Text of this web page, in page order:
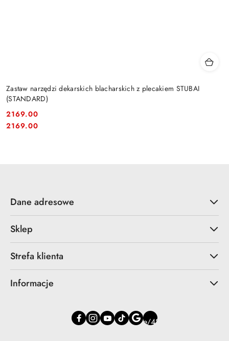
Zastaw narzędzi dekarskich blacharskich z plecakiem STUBAI
(STANDARD)
Cena:
2169.00
Cena:
2169.00
Dane adresowe
Sklep
Strefa klienta
Informacje